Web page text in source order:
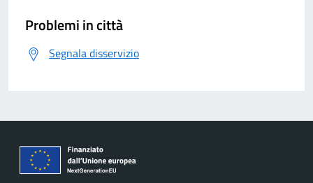
Problemi in città
Segnala disservizio